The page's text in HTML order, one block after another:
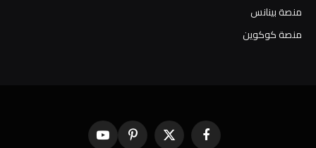
منصة بينانس
منصة كوكوين
فيسبوك X بينتيريستيوتيوب